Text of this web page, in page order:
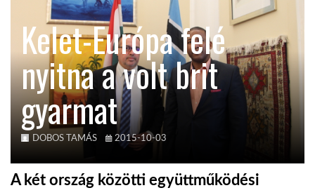
TROPICALMAGAZIN
GLOBOTV
AFRIKA TUDÁSTÁR
A NAP SZÉPE
LINKTR.EE
Kelet-Európa felé
nyitna a volt brit
gyarmat
DOBOS TAMÁS 2015-10-03
A két ország közötti együttműködési